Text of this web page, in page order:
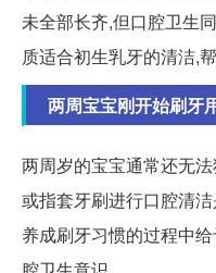
未全部长齐,但口腔卫生
质适合初生乳牙的清洁,
两周宝宝刚开始刷牙
两周岁的宝宝通常还无
或指套牙刷进行口腔清
养成刷牙习惯的过程中